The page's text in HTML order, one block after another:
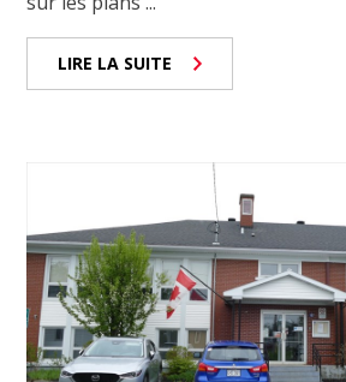
LIRE LA SUITE